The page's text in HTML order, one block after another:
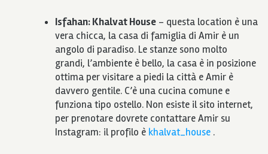
Isfahan: Khalvat House– questa location è una
vera chicca, la casa di famiglia di Amir è un
angolo di paradiso. Le stanze sono molto
grandi, l’ambiente è bello, la casa è in posizione
ottima per visitare a piedi la città e Amir è
davvero gentile. C’è una cucina comune e
funziona tipo ostello. Non esiste il sito internet,
per prenotare dovrete contattare Amir su
Instagram: il profilo è khalvat_house .